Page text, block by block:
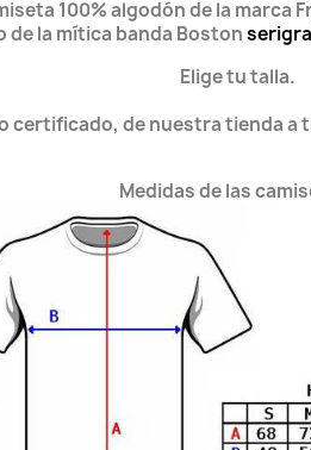
100% algodón de la marca
de la mítica banda Boston
Elige tu talla.
certificado, de nuestra tienda a
Medidas de las